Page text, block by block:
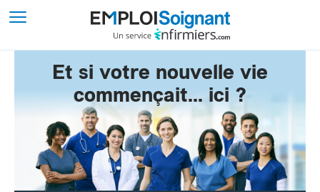
Et si votre nouvelle vie
commençait... ici ?